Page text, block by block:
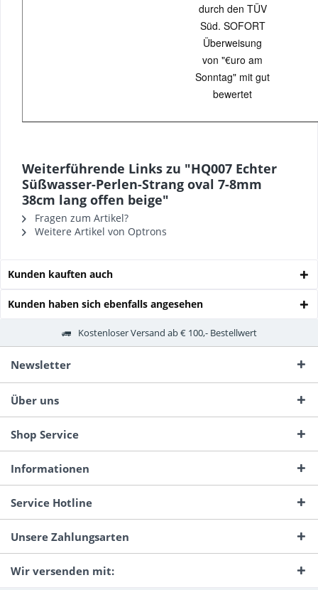
durch den TÜV
Süd. SOFORT
Überweisung
von "€uro am
Sonntag" mit gut
bewertet
Weiterführende Links zu "HQ007 Echter
Süßwasser-Perlen-Strang oval 7-8mm
38cm lang offen beige"
Fragen zum Artikel?
Weitere Artikel von Optrons
Kunden kauften auch
Kunden haben sich ebenfalls angesehen
Kostenloser Versand ab € 100,- Bestellwert
Newsletter
Über uns
Shop Service
Informationen
Service Hotline
Unsere Zahlungsarten
Wir versenden mit: